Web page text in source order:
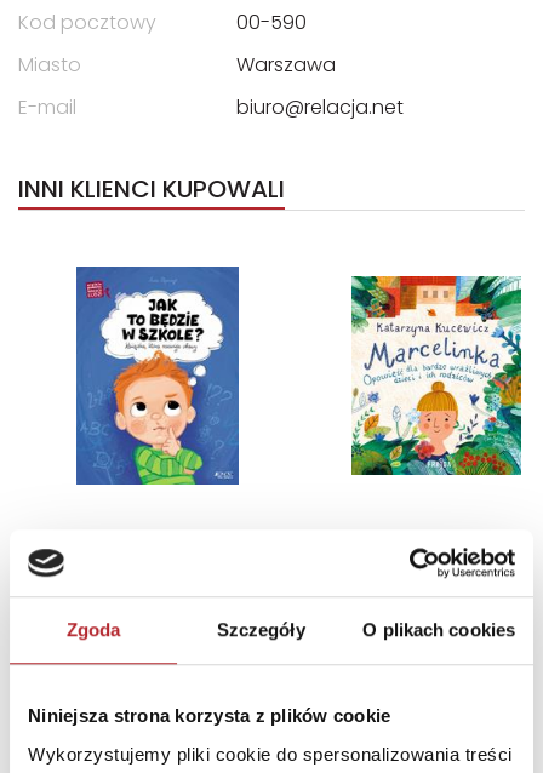
Zgoda Szczegóły O plikach cookies
Niniejsza strona korzysta z plików cookie
Wykorzystujemy pliki cookie do spersonalizowania treści
Kod pocztowy
00-590
Miasto
Warszawa
E-mail
biuro@relacja.net
INNI KLIENCI KUPOWALI
Asia Olejarczyk
Sug. cena det. zł(brutto)
Katarzyna Kucewicz
Sug. cena det. 45,90zł